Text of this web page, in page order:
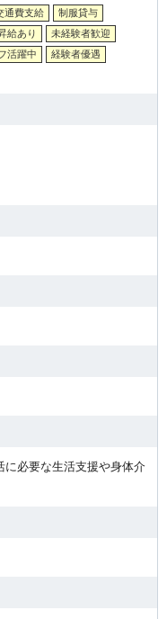
通費支給
制服貸与
給あり
未経験者歓迎
活躍中
経験者優遇
に必要な生活支援や身体介